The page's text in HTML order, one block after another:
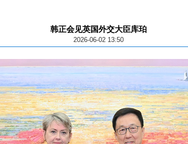
韩正会见英国外交大臣库珀
2026-06-02 13:50